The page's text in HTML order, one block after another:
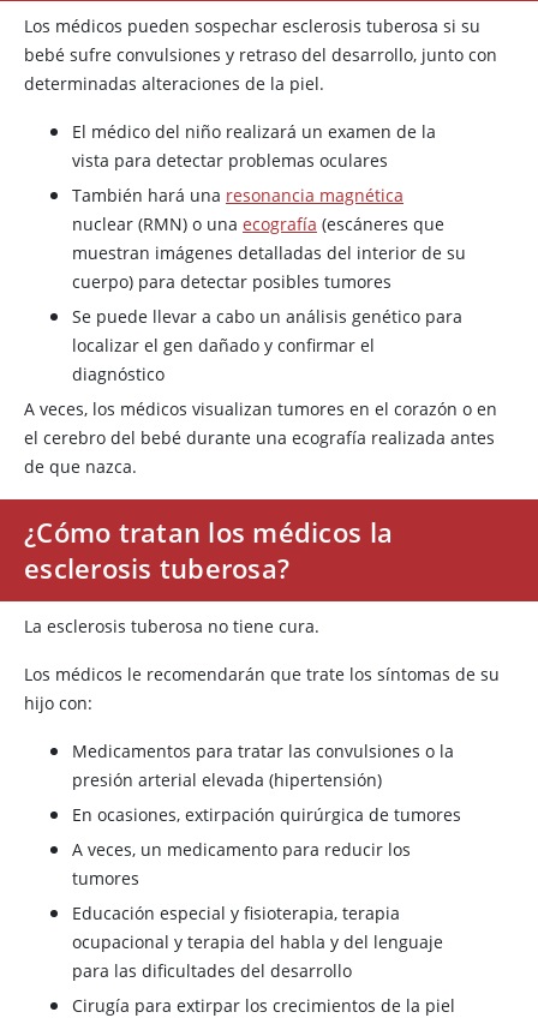
Los médicos pueden sospechar esclerosis tuberosa si su
bebé sufre convulsiones y retraso del desarrollo, junto con
determinadas alteraciones de la piel.
El médico del niño realizará un examen de la
vista para detectar problemas oculares
También hará una resonancia magnética
nuclear (RMN) o una ecografía (escáneres que
muestran imágenes detalladas del interior de su
cuerpo) para detectar posibles tumores
Se puede llevar a cabo un análisis genético para
localizar el gen dañado y confirmar el
diagnóstico
A veces, los médicos visualizan tumores en el corazón o en
el cerebro del bebé durante una ecografía realizada antes
de que nazca.
¿Cómo tratan los médicos la
esclerosis tuberosa?
La esclerosis tuberosa no tiene cura.
Los médicos le recomendarán que trate los síntomas de su
hijo con:
Medicamentos para tratar las convulsiones o la
presión arterial elevada (hipertensión)
En ocasiones, extirpación quirúrgica de tumores
A veces, un medicamento para reducir los
tumores
Educación especial y fisioterapia, terapia
ocupacional y terapia del habla y del lenguaje
para las dificultades del desarrollo
Cirugía para extirpar los crecimientos de la piel